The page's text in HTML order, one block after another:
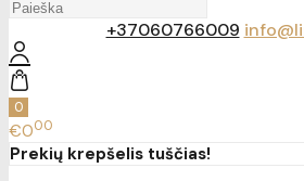
+37060766009
0
€000
Prekių krepšelis tuščias!